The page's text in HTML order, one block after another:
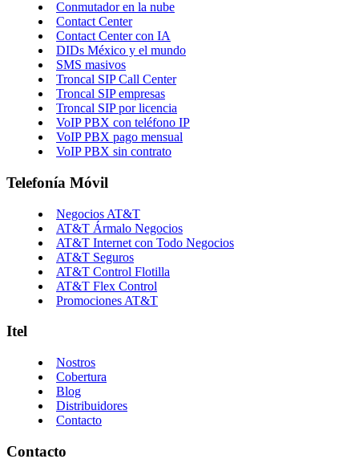
Conmutador en la nube
Contact Center
Contact Center con IA
DIDs México y el mundo
SMS masivos
Troncal SIP Call Center
Troncal SIP empresas
Troncal SIP por licencia
VoIP PBX con teléfono IP
VoIP PBX pago mensual
VoIP PBX sin contrato
Telefonía Móvil
Negocios AT&T
AT&T Ármalo Negocios
AT&T Internet con Todo Negocios
AT&T Seguros
AT&T Control Flotilla
AT&T Flex Control
Promociones AT&T
Itel
Nostros
Cobertura
Blog
Distribuidores
Contacto
Contacto